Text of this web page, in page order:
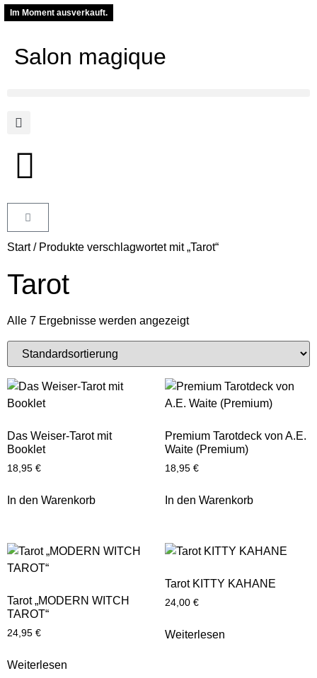
Salon magique
Start/ Produkte verschlagwortet mit „Tarot“
Tarot
Alle 7 Ergebnisse werden angezeigt
Das Weiser-Tarot mit
Booklet
18,95 €
In den Warenkorb
Premium Tarotdeck von A.E.
Waite (Premium)
18,95 €
In den Warenkorb
Im Moment ausverkauft.
Tarot „MODERN WITCH
TAROT“
24,95 €
Weiterlesen
Im Moment ausverkauft.
Tarot KITTY KAHANE
24,00 €
Weiterlesen
Im Moment ausverkauft.
Im Moment ausverkauft.